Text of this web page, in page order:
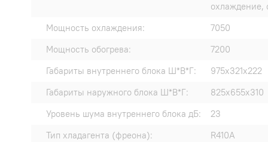
охлаждение,
Мощность охлаждения:
7050
Мощность обогрева:
7200
Габариты внутреннего блока Ш*В*Г:
975х321х222
Габариты наружного блока Ш*В*Г:
825х655х310
Уровень шума внутреннего блока дБ:
23
Тип хладагента (фреона):
R410A